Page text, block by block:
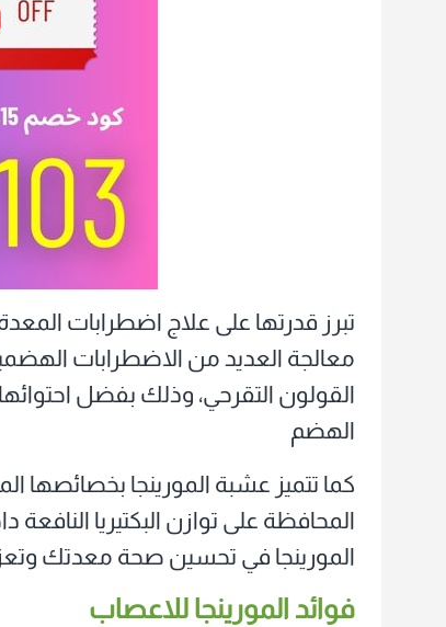
تبرز قدرتها على علاج اضطرابات
معالجة العديد من الاضطرابات
الهضم
كما تتميز عشبة المورينجا بخصائصها
المحافظة على توازن البكتيريا
المورينجا في تحسين صحة معدتك
فوائد المورينجا للاعصاب